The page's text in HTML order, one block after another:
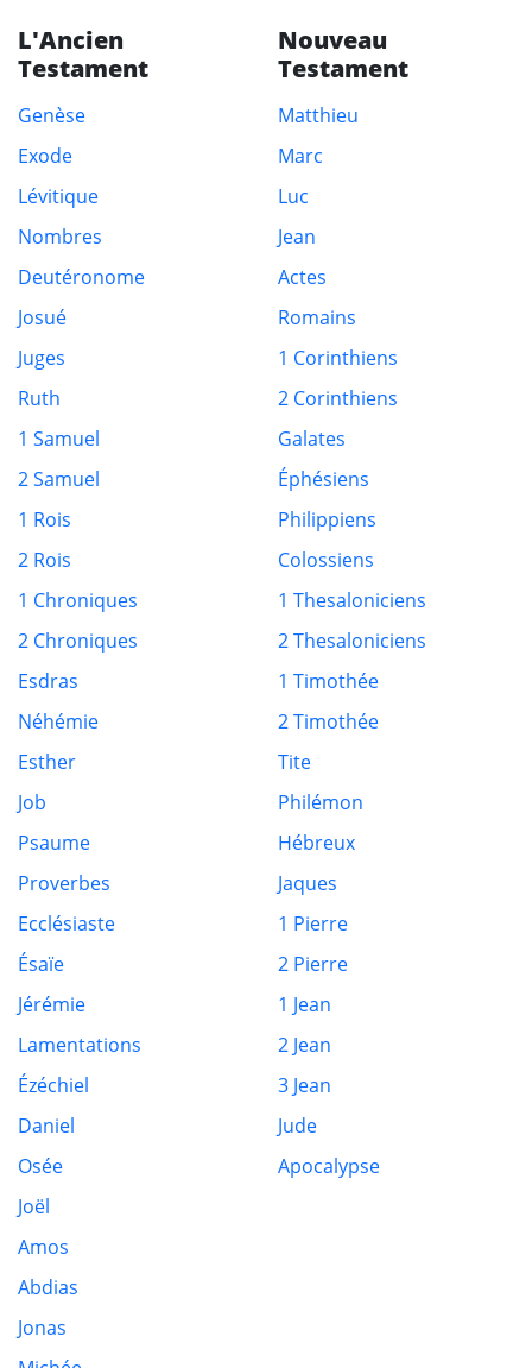
L'Ancien
Testament
Genèse
Exode
Lévitique
Nombres
Deutéronome
Josué
Juges
Ruth
1 Samuel
2 Samuel
1 Rois
2 Rois
1 Chroniques
2 Chroniques
Esdras
Néhémie
Esther
Job
Psaume
Proverbes
Ecclésiaste
Ésaïe
Jérémie
Lamentations
Ézéchiel
Daniel
Osée
Joël
Amos
Abdias
Jonas
Nouveau
Testament
Matthieu
Marc
Luc
Jean
Actes
Romains
1 Corinthiens
2 Corinthiens
Galates
Éphésiens
Philippiens
Colossiens
1 Thesaloniciens
2 Thesaloniciens
1 Timothée
2 Timothée
Tite
Philémon
Hébreux
Jaques
1 Pierre
2 Pierre
1 Jean
2 Jean
3 Jean
Jude
Apocalypse